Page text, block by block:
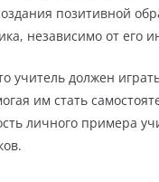
позитивной
независимо от его
учитель должен
им стать
личного примера